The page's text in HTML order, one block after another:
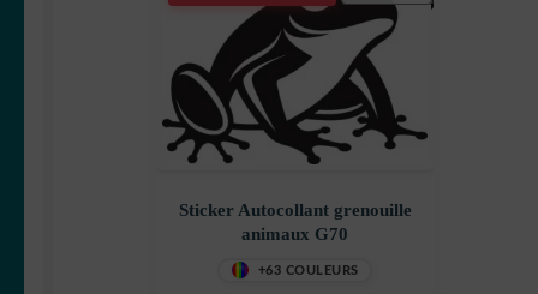
Sticker Autocollant grenouille
animaux G70
+63 COULEURS